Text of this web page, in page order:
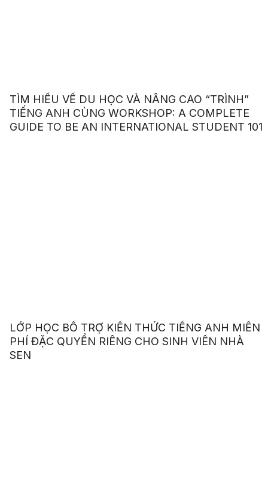
TÌM HIỂU VỀ DU HỌC VÀ NÂNG CAO “TRÌNH”
TIẾNG ANH CÙNG WORKSHOP: A COMPLETE
GUIDE TO BE AN INTERNATIONAL STUDENT 101
LỚP HỌC BỔ TRỢ KIẾN THỨC TIẾNG ANH MIỄN
PHÍ ĐẶC QUYỀN RIÊNG CHO SINH VIÊN NHÀ
SEN